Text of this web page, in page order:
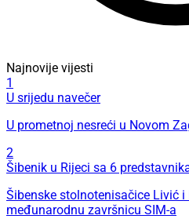
Najnovije vijesti
1
U srijedu navečer
U prometnoj nesreći u Novom
2
Šibenik u Rijeci sa 6
Šibenske stolnotenisačice Livić
međunarodnu završnicu SIM-a